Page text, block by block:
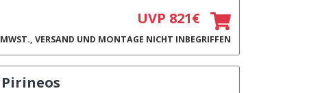
UVP 821€
MWST., VERSAND UND MONTAGE NICHT INBEGRIFFEN
Pirineos